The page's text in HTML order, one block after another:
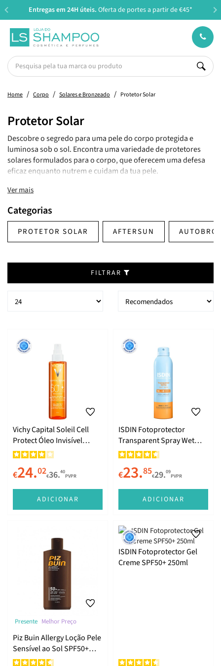
Entregas em 24H úteis. Oferta de portes a partir de €45*
Home Corpo Solares e Bronzeado Protetor Solar
Protetor Solar
Descobre o segredo para uma pele do corpo protegida e
luminosa sob o sol. Encontra uma variedade de protetores
solares formulados para o corpo, que oferecem uma defesa
eficaz enquanto nutrem e cuidam da tua pele.
Ver mais
Categorias
PROTETOR SOLAR AFTERSUN
FILTRAR
Vichy Capital Soleil Cell
Protect Óleo Invisível
SPF50+ 200ml
€24.02€36.40
PVPR
ADICIONAR
ISDIN Fotoprotector
Transparent Spray Wet
Skin SPF50 250ml
€23.85€29.09
PVPR
ADICIONAR
Presente Melhor Preço
Piz Buin Allergy Loção Pele
Sensível ao Sol SPF50+
200ml
ISDIN Fotoprotector Gel
Creme SPF50+ 250ml